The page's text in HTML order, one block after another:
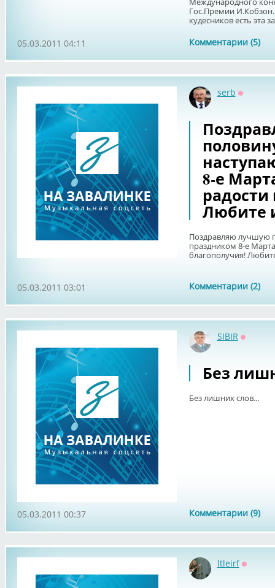
Гос.Премии
кудесников есть эта
Комментарии (5)
05.03.2011 04:11
serb
8-е
радости
Любите
Поздравляю лучшую
праздником 8-е
благополучия!
Комментарии (2)
05.03.2011 03:01
SIBIR
Без
Без лишних слов...
Комментарии (9)
05.03.2011 00:37
ltleirf